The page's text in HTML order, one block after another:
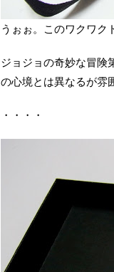
うぉぉ。このワクワク
ジョジョの奇妙な冒険
の心境とは異なるが雰
・・・・